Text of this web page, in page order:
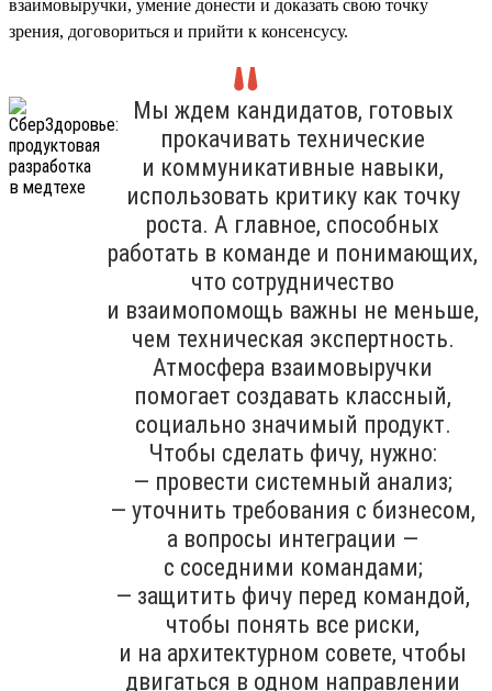
взаимовыручки, умение донести и доказать свою точку
зрения, договориться и прийти к консенсусу.
Мы ждем кандидатов, готовых
прокачивать технические
и коммуникативные навыки,
использовать критику как точку
роста. А главное, способных
работать в команде и понимающих,
что сотрудничество
и взаимопомощь важны не меньше,
чем техническая экспертность.
Атмосфера взаимовыручки
помогает создавать классный,
социально значимый продукт.
Чтобы сделать фичу, нужно:
— провести системный анализ;
— уточнить требования с бизнесом,
а вопросы интеграции —
с соседними командами;
— защитить фичу перед командой,
чтобы понять все риски,
и на архитектурном совете, чтобы
двигаться в одном направлении